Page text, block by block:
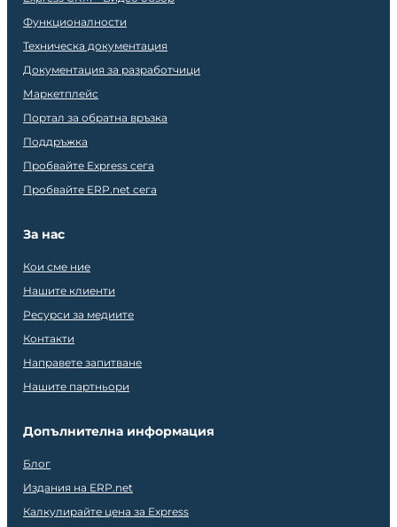
Функционалности
Техническа документация
Документация за разработчици
Маркетплейс
Портал за обратна връзка
Поддръжка
Пробвайте Express сега
Пробвайте ERP.net сега
За нас
Кои сме ние
Нашите клиенти
Ресурси за медиите
Контакти
Направете запитване
Нашите партньори
Допълнителна информация
Блог
Издания на ERP.net
Калкулирайте цена за Express